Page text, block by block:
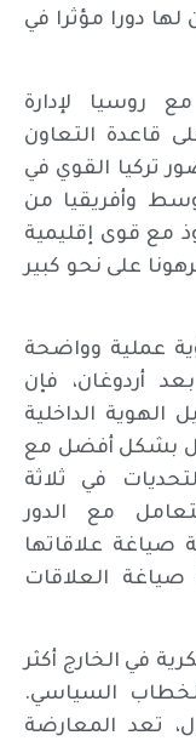
دورا مؤثرا في
روسيا لإدارة
قاعدة التعاون
تركيا القوي في
وأفريقيا من
مع قوى إقليمية
على نحو كبير
عملية وواضحة
أردوغان، فإن
الهوية الداخلية
بشكل أفضل مع
في ثلاثة
مع الدور
صياغة علاقاتها
صياغة العلاقات
في الخارج أكثر
السياسي.
تعد المعارضة